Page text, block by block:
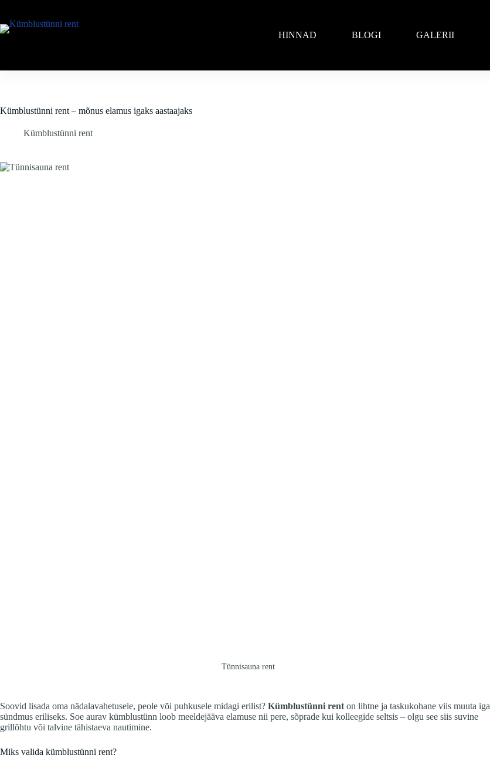
content
HINNAD
BLOGI GALERII
Kümblustünni rent – mõnus elamus igaks aastaajaks
Kümblustünni rent
Tünnisauna rent
Soovid lisada oma nädalavahetusele, peole või puhkusele midagi erilist? Kümblustünni rent on lihtne ja taskukohane viis muuta iga
sündmus eriliseks. Soe aurav kümblustünn loob meeldejääva elamuse nii pere, sõprade kui kolleegide seltsis – olgu see siis suvine
grillõhtu või talvine tähistaeva nautimine.
Miks valida kümblustünni rent?